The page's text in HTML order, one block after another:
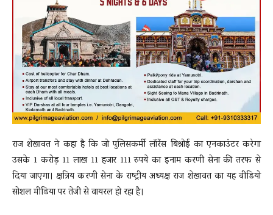
राज शेखावत ने कहा है कि जो पुलिसकर्मी लॉरेंस बिश्नोई का एनकाउंटर करेगा
उसके 1 करोड़ 11 लाख 11 हजार 111 रुपये का इनाम करणी सेना की तरफ से
दिया जाएगा। क्षत्रिय करणी सेना के राष्ट्रीय अध्यक्ष राज शेखावत का यह वीडियो
सोशल मीडिया पर तेजी से वायरल हो रहा है।